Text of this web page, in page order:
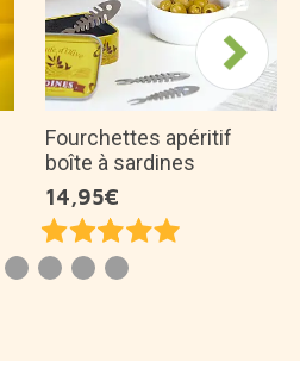
Fourchettes apéritif
boîte à sardines
14,95€